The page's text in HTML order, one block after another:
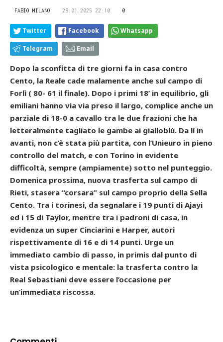
FABIO MILANO 29.01.2025 22:10 0
Twitter Facebook Whatsapp
Telegram Email
Dopo la sconfitta di tre giorni fa in casa contro
Cento, la Reale cade malamente anche sul campo di
Forlì ( 80- 61 il finale). Dopo i primi 18’ in equilibrio, gli
emiliani hanno via via preso il largo, complice anche un
parziale di 18-0 a cavallo tra le due frazioni che ha
letteralmente tagliato le gambe ai gialloblù. Da lì in
avanti, non c’è stata più partita, con l’Unieuro in pieno
controllo del match, e con Torino in evidente
difficoltà, sempre (ampiamente) sotto nel punteggio.
Domenica prossima, nuova trasferta sul campo di
Rieti, stasera “corsara” sul campo proprio della Sella
Cento. Tra i torinesi, da segnalare i 19 punti di Ajayi
ed i 15 di Taylor, mentre tra i padroni di casa, in
evidenza un super Cinciarini e Harper, autori
rispettivamente di 16 e di 14 punti. Urge un
immediato cambio di passo, in primis dal punto di
vista psicologico e mentale: la trasferta contro la
Real Sebastiani deve essere l’occasione per
un‘immediata riscossa.